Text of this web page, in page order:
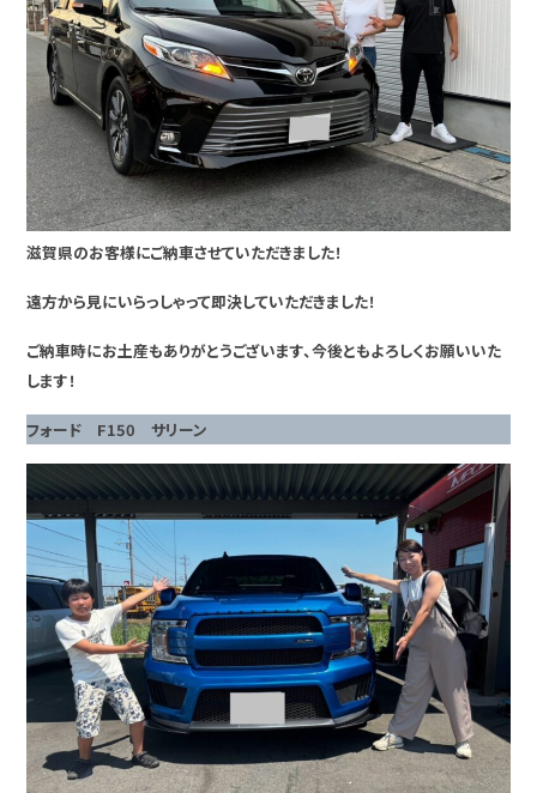
滋賀県のお客様にご納車させていただきました！
遠方から見にいらっしゃって即決していただきました！
ご納車時にお土産もありがとうございます、今後ともよろしくお願いいた
します！
フォード F150 サリーン